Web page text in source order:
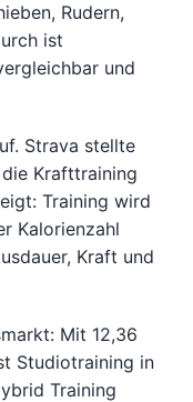
Rudern,
ist
und
Strava stellte
Krafttraining
Training wird
Kalorienzahl
Kraft und
Mit 12,36
Studiotraining in
Training